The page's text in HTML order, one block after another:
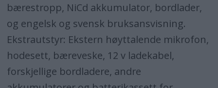
bærestropp, NiCd akkumulator, bordlader,
og engelsk og svensk bruksansvisning.
Ekstrautstyr: Ekstern høyttalende mikrofon,
hodesett, bæreveske, 12 v ladekabel,
forskjellige bordladere, andre